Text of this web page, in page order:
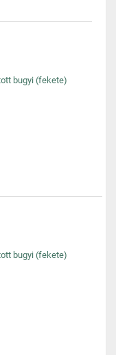
bugyi (fekete)
bugyi (fekete)